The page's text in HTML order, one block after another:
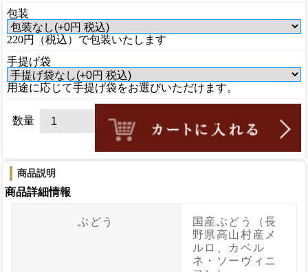
包装
220円（税込）で包装いたします
手提げ袋
用途に応じて手提げ袋をお選びいただけます。
数量
商品説明
商品詳細情報
ぶどう
国産ぶどう（長
野県高山村産メ
ルロ、カベル
ネ・ソーヴィニ